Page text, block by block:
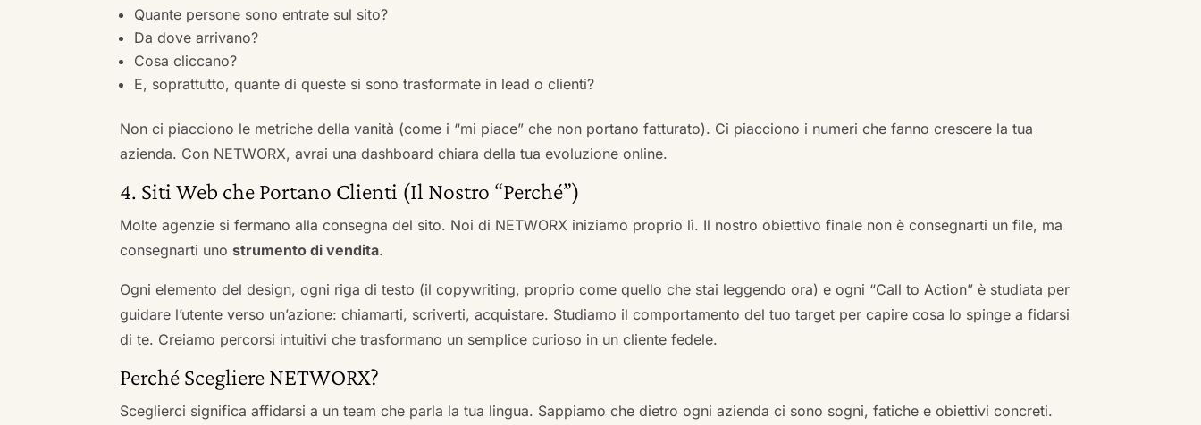
Quante persone sono entrate sul sito?
Da dove arrivano?
Cosa cliccano?
E, soprattutto, quante di queste si sono trasformate in lead o clienti?
Non ci piacciono le metriche della vanità (come i “mi piace” che non portano fatturato). Ci piacciono i numeri che fanno crescere la tua
azienda. Con NETWORX, avrai una dashboard chiara della tua evoluzione online.
4. Siti Web che Portano Clienti (Il Nostro “Perché”)
Molte agenzie si fermano alla consegna del sito. Noi di NETWORX iniziamo proprio lì. Il nostro obiettivo finale non è consegnarti un file, ma
consegnarti unostrumento di vendita.
Ogni elemento del design, ogni riga di testo (il copywriting, proprio come quello che stai leggendo ora) e ogni “Call to Action” è studiata per
guidare l’utente verso un’azione: chiamarti, scriverti, acquistare. Studiamo il comportamento del tuo target per capire cosa lo spinge a fidarsi
di te. Creiamo percorsi intuitivi che trasformano un semplice curioso in un cliente fedele.
Perché Scegliere NETWORX?
Sceglierci significa affidarsi a un team che parla la tua lingua. Sappiamo che dietro ogni azienda ci sono sogni, fatiche e obiettivi concreti.